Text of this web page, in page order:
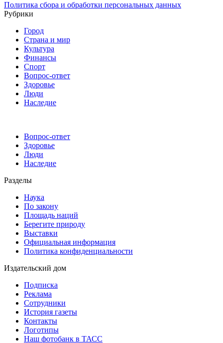
Политика сбора и обработки персональных данных
Рубрики
Город
Страна и мир
Культура
Финансы
Спорт
Вопрос-ответ
Здоровье
Люди
Наследие
Вопрос-ответ
Здоровье
Люди
Наследие
Разделы
Наука
По закону
Площадь наций
Берегите природу
Выставки
Официальная информация
Политика конфиденциальности
Издательский дом
Подписка
Реклама
Сотрудники
История газеты
Контакты
Логотипы
Наш фотобанк в ТАСС